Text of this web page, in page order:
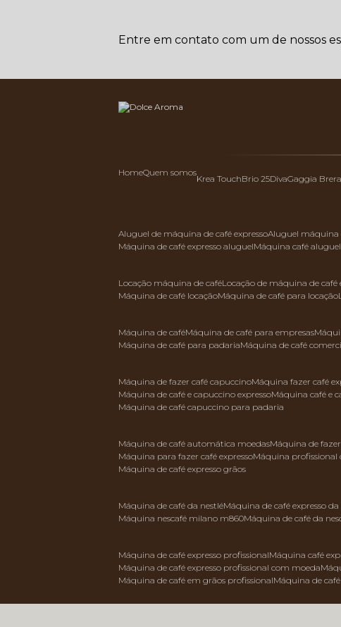
Entre em contato com um de nossos
Home Quem somos
Krea Touch
Brio 25 Diva Gaggia Brera
aluguel de máquina de café expresso aluguel máquina
máquina de café expresso aluguel
máquina café aluguel
locação máquina de café locação de máquina de café
máquina de café locação
máquina de café para locação
máquina de café
máquina de café para empresas
máquina de café para padaria
máquina de café
máquina de fazer café capuccino
máquina fazer café
máquina de café e capuccino expresso
máquina café e
máquina de café capuccino para padaria
máquina de café automática moedas
máquina de
máquina para fazer café expresso
máquina profissional
máquina de café expresso grãos
máquina de café da nestlé
máquina de café expresso
máquina nescafé milano m860
máquina de café da
máquina de café expresso profissional
máquina café
máquina de café expresso profissional com moeda
máquina de café em grãos profissional
máquina de